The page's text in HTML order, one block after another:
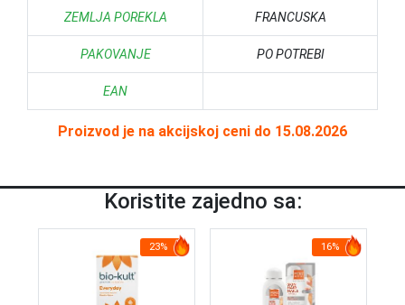
ZEMLJA POREKLA FRANCUSKA
PAKOVANJE PO POTREBI
EAN
Proizvod je na akcijskoj ceni do 15.08.2026
Koristite zajedno sa:
23% 16%